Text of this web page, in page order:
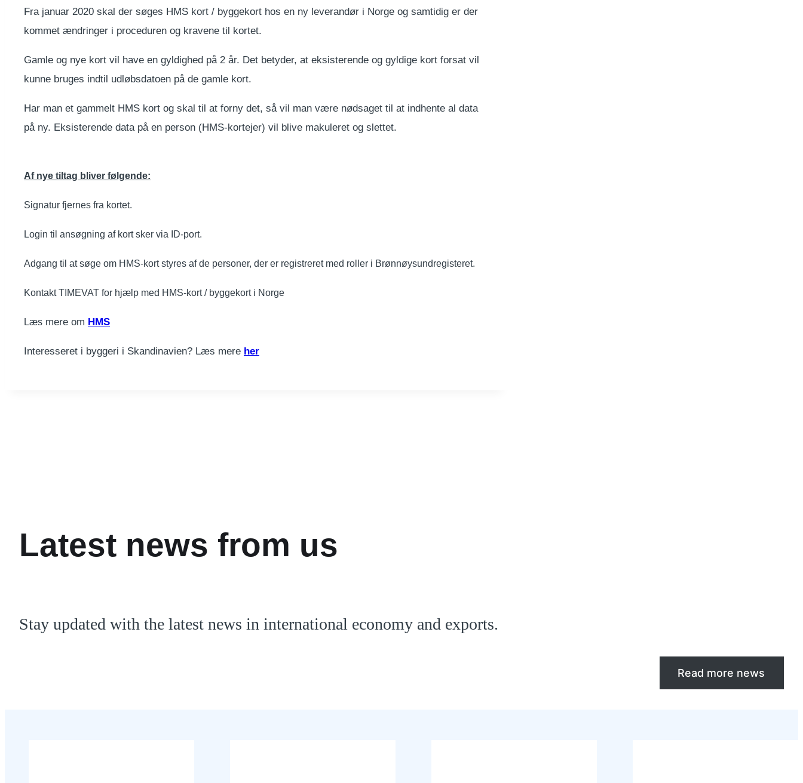
Fra januar 2020 skal der søges HMS kort / byggekort hos en ny leverandør i Norge og samtidig er der
kommet ændringer i proceduren og kravene til kortet.
Gamle og nye kort vil have en gyldighed på 2 år. Det betyder, at eksisterende og gyldige kort forsat vil
kunne bruges indtil udløbsdatoen på de gamle kort.
Har man et gammelt HMS kort og skal til at forny det, så vil man være nødsaget til at indhente al data
på ny. Eksisterende data på en person (HMS-kortejer) vil blive makuleret og slettet.
Af nye tiltag bliver følgende:
Signatur fjernes fra kortet.
Login til ansøgning af kort sker via ID-port.
Adgang til at søge om HMS-kort styres af de personer, der er registreret med roller i Brønnøysundregisteret.
Kontakt TIMEVAT for hjælp med HMS-kort / byggekort i Norge
Læs mere om HMS
Interesseret i byggeri i Skandinavien? Læs mere her
Latest news from us
Stay updated with the latest news in international economy and exports.
Read more news